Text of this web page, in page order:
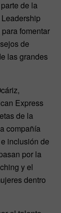
de la
fomentar
de
las grandes
Express
de la
compañía
inclusión de
por la
y el
dentro